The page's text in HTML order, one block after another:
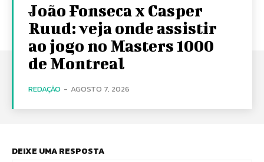
João Fonseca x Casper
Ruud: veja onde assistir
ao jogo no Masters 1000
de Montreal
REDAÇÃO - AGOSTO 7, 2026
DEIXE UMA RESPOSTA